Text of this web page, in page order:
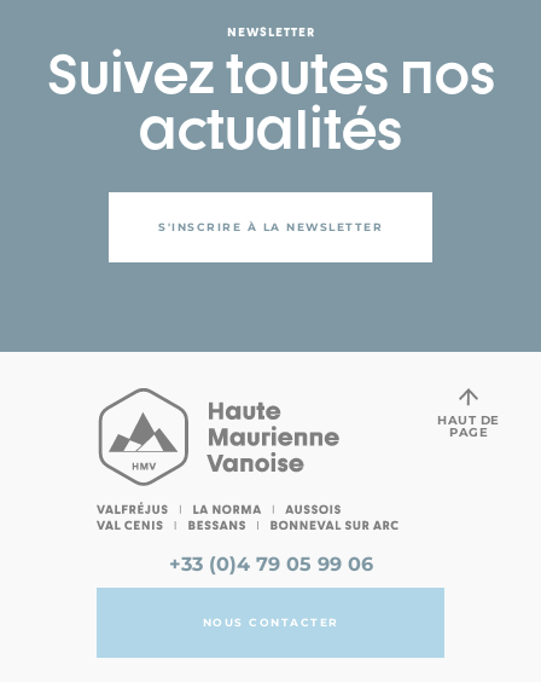
NEWSLETTER
Suivez toutes nos
actualités
S'INSCRIRE À LA NEWSLETTER
+33 (0)4 79 05 99 06
NOUS CONTACTER
HAUT DE
PAGE